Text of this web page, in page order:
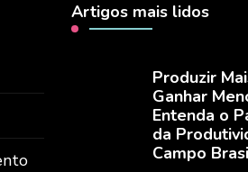
Artigos mais lidos
Produzir
Ganhar
Entenda o
da
Campo